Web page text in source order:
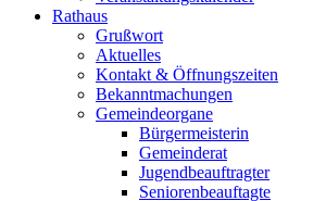
Rathaus
Grußwort
Aktuelles
Kontakt & Öffnungszeiten
Bekanntmachungen
Gemeindeorgane
Bürgermeisterin
Gemeinderat
Jugendbeauftragter
Seniorenbeauftagte